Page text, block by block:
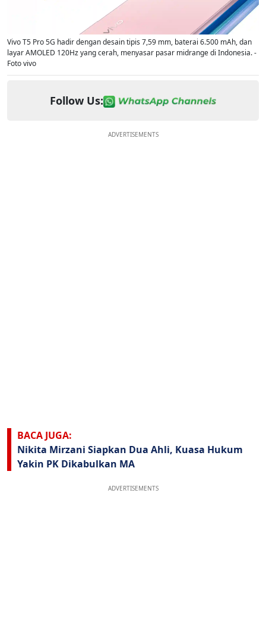
Vivo T5 Pro 5G hadir dengan desain tipis 7,59 mm, baterai 6.500 mAh, dan
layar AMOLED 120Hz yang cerah, menyasar pasar midrange di Indonesia. -
Foto vivo
Follow Us:
ADVERTISEMENTS
BACA JUGA:
Nikita Mirzani Siapkan Dua Ahli, Kuasa Hukum
Yakin PK Dikabulkan MA
ADVERTISEMENTS